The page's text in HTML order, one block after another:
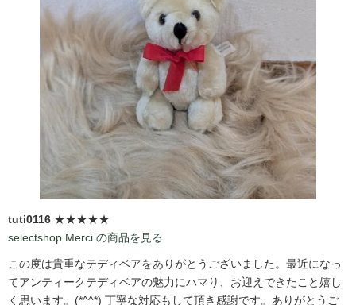
tuti0116 ★★★★★
selectshop Merci.の商品を見る
この度は貴重なテディベアをありがとうございました。最近になっ
てアンティークテディベアの魅力にハマり、お迎えできたこと嬉し
く思います。(*^^*) 丁寧な対応もして頂き感謝です。ありがとうご